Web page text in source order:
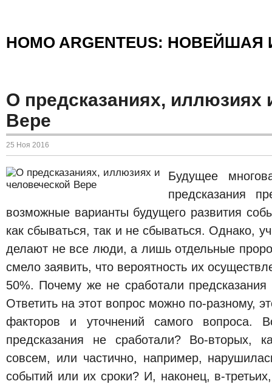
HOMO ARGENTEUS:
О предсказаниях, иллюзиях
Вере
25 Ноя 2016
Будущее
предсказания
возможные варианты будущего развития
как сбываться, так и не сбываться. Однако,
делают не все люди, а лишь отдельные
смело заявить, что вероятность их
50%. Почему же не сработали
Ответить на этот вопрос можно по-разному,
факторов и уточнений самого вопроса.
предсказания не сработали? Во-вторых,
совсем, или частично, например,
событий или их сроки? И, наконец, в-